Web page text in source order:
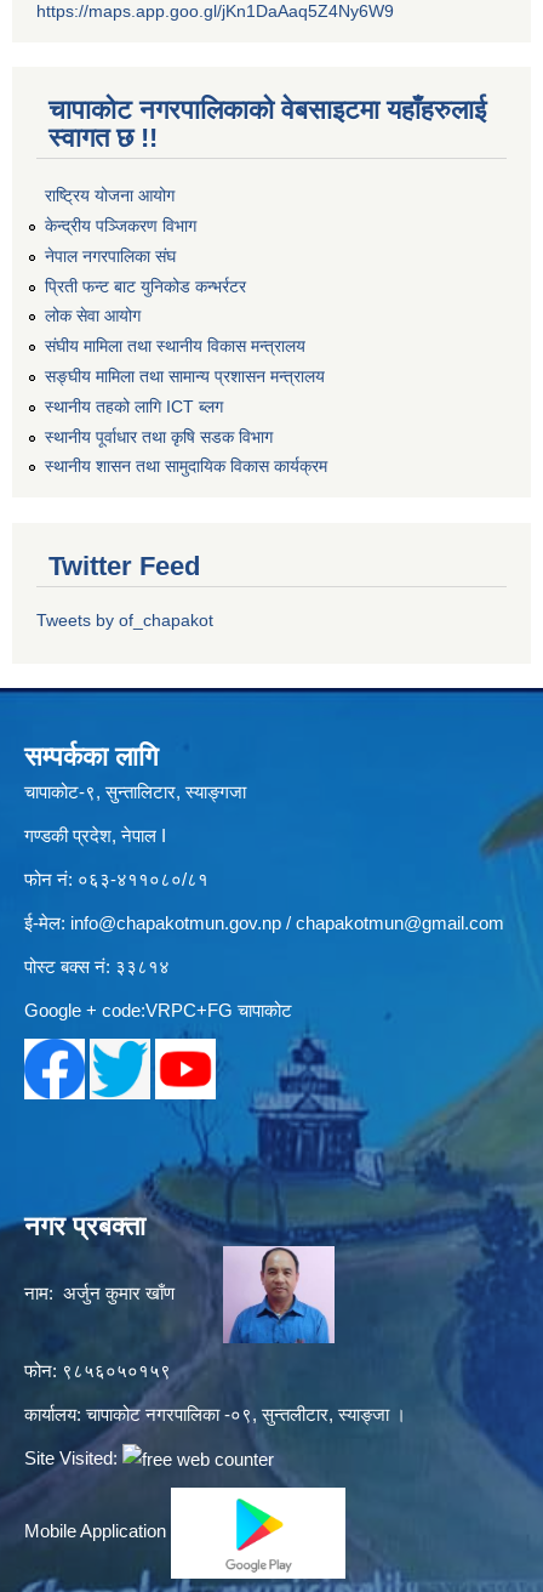
https://maps.app.goo.gl/jKn1DaAaq5Z4Ny6W9
चापाकोट नगरपालिकाको वेबसाइटमा यहाँहरुलाई
स्वागत छ !!
राष्ट्रिय योजना आयोग
केन्द्रीय पञ्जिकरण विभाग
नेपाल नगरपालिका संघ
प्रिती फन्ट बाट युनिकोड कन्भर्रटर
लोक सेवा आयोग
संघीय मामिला तथा स्थानीय विकास मन्त्रालय
सङ्घीय मामिला तथा सामान्य प्रशासन मन्त्रालय
स्थानीय तहको लागि ICT ब्लग
स्थानीय पूर्वाधार तथा कृषि सडक विभाग
स्थानीय शासन तथा सामुदायिक विकास कार्यक्रम
Twitter Feed
Tweets by of_chapakot
सम्पर्कका लागि
चापाकोट-९, सुन्तालिटार, स्याङ्गजा
गण्डकी प्रदेश, नेपाल I
फोन नं: ०६३-४११०८०/८१
ई-मेल: info@chapakotmun.gov.np / chapakotmun@gmail.com
पोस्ट बक्स नं: ३३८१४
Google + code:VRPC+FG चापाकोट
नगर प्रबक्ता
नाम: अर्जुन कुमार खाँण
फोन: ९८५६०५०१५९
कार्यालय: चापाकोट नगरपालिका -०९, सुन्तलीटार, स्याङ्जा ।
Site Visited:
Mobile Application